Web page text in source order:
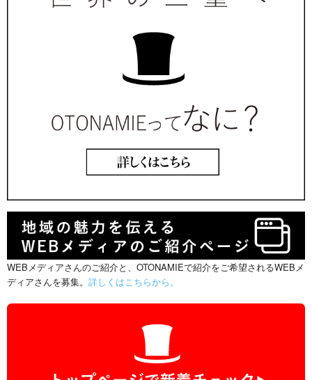
WEBメディアさんのご紹介と、OTONAMIEで紹介をご希望されるWEBメ
ディアさんを募集。 詳しくはこちらから。